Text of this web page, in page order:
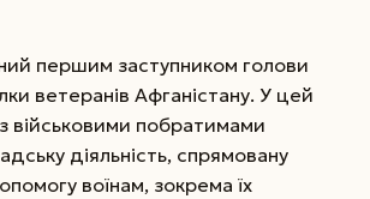
першим заступником голови
ветеранів Афганістану. У цей
військовими побратимами
діяльність, спрямовану
воїнам, зокрема їх